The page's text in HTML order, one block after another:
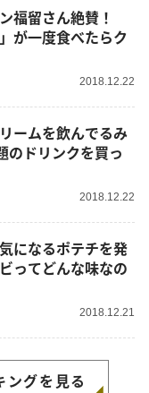
福留さん絶賛！
が一度食べたらク
2018.12.22
ームを飲んでるみ
ドリンクを買っ
2018.12.22
になるポテチを発
ってどんな味なの
2018.12.21
ングを見る